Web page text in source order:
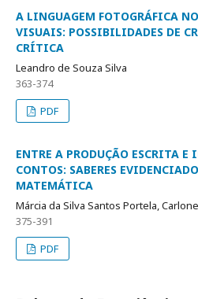
A LINGUAGEM FOTOGRÁFICA
VISUAIS: POSSIBILIDADES DE
CRÍTICA
Leandro de Souza Silva
363-374
PDF
ENTRE A PRODUÇÃO ESCRITA E
CONTOS: SABERES
MATEMÁTICA
Márcia da Silva Santos Portela,
375-391
PDF